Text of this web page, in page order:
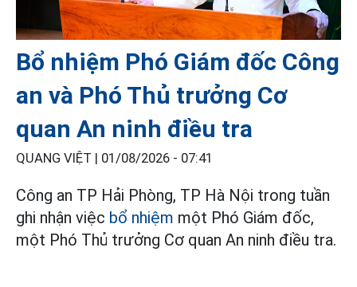
Bổ nhiệm Phó Giám đốc Công
an và Phó Thủ trưởng Cơ
quan An ninh điều tra
QUANG VIỆT | 01/08/2026 - 07:41
Công an TP Hải Phòng, TP Hà Nội trong tuần
ghi nhận việc bổ nhiệm một Phó Giám đốc,
một Phó Thủ trưởng Cơ quan An ninh điều tra.